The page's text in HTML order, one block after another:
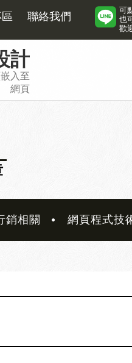
聯絡我們
可
也
歡
計
入至
網頁
銷相關 網頁程式技